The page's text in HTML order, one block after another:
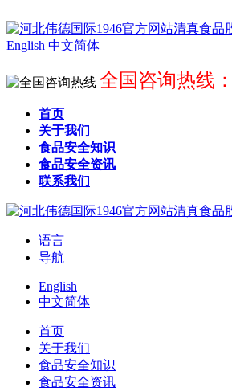
English 中文简体
全国咨询热线
首页
关于我们
食品安全知识
食品安全资讯
联系我们
语言
导航
English
中文简体
首页
关于我们
食品安全知识
食品安全资讯